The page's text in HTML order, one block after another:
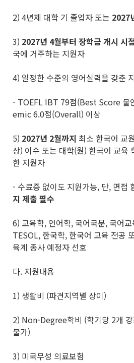
2) 4년제 대학 기 졸업자 또는 2027
3) 2027년 4월부터 장학금 개시 시
국에 거주하는 지원자
4) 일정한 수준의 영어실력을 갖춘
- TOEFL IBT 79점(Best Score 불
emic 6.0점(Overall) 이상
5) 2027년 2월까지 최소 한국어 교
상) 이수 또는 대학(원) 한국어 교육
한 지원자
- 수료증 없이도 지원가능, 단, 면접
지 제출 필수
6) 교육학, 언어학, 국어국문, 국어
TESOL, 한국학, 한국어 교육 전공
육계 종사 예정자 선호
다. 지원내용
1) 생활비 (파견지역별 상이)
2) Non-Degree학비 (학기당 2개
불가)
3) 미국무성 의료보험